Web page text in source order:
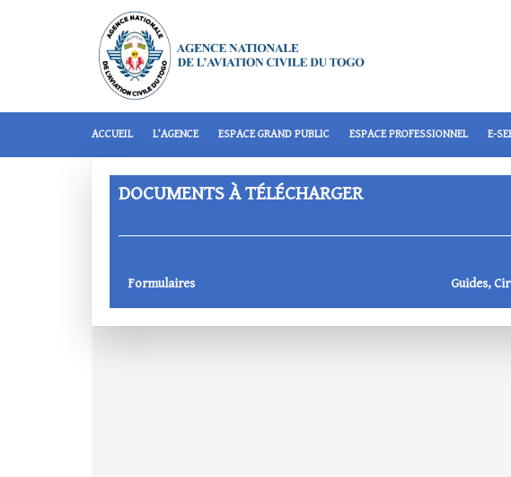
ACCUEIL L’AGENCE ESPACE GRAND PUBLIC ESPACE PROFESSIONNEL E-
DOCUMENTS À TÉLÉCHARGER
Formulaires Guides,